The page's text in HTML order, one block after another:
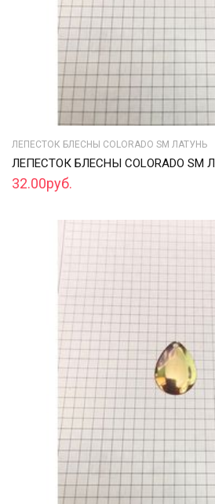
ЛЕПЕСТОК БЛЕСНЫ COLORADO SM ЛАТУНЬ
ЛЕПЕСТОК БЛЕСНЫ COLORADO SM
32.00руб.